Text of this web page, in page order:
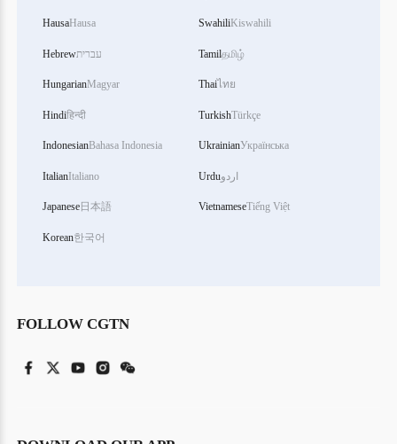
HausaHausa
Hebrewעברית
HungarianMagyar
Hindiहिन्दी
IndonesianBahasa Indonesia
ItalianItaliano
Japanese日本語
Korean한국어
SwahiliKiswahili
Tamilதமிழ்
Thaiไทย
TurkishTürkçe
UkrainianУкраїнська
Urduاردو
VietnameseTiếng Việt
FOLLOW CGTN